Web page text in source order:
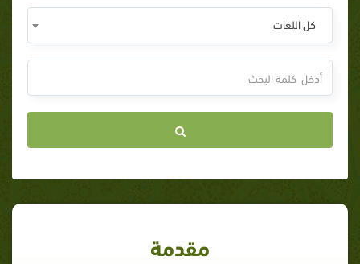
كل اللغات
مقدمة